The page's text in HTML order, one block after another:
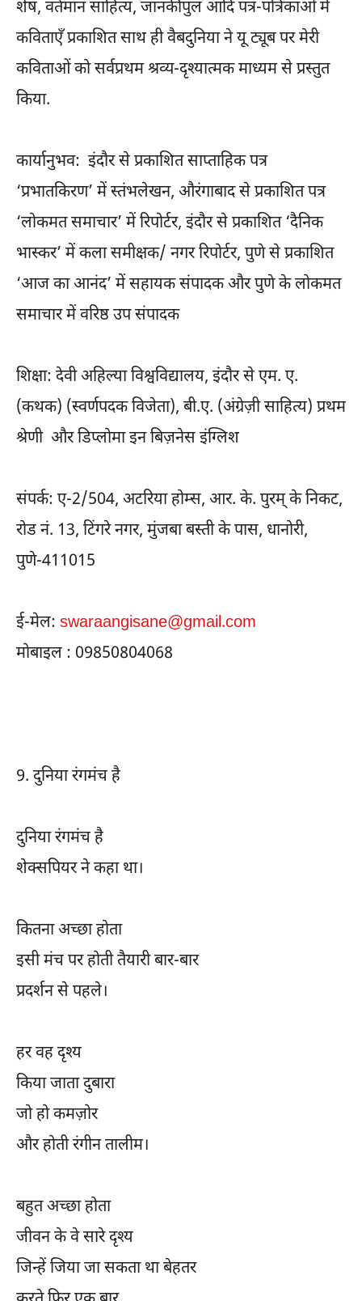
शेष, वर्तमान साहित्य, जानकीपुल आदि पत्र-पत्रिकाओं में
कविताएँ प्रकाशित साथ ही वैबदुनिया ने यू ट्यूब पर मेरी
कविताओं को सर्वप्रथम श्रव्य-दृश्यात्मक माध्यम से प्रस्तुत
किया.
कार्यानुभव: इंदौर से प्रकाशित साप्ताहिक पत्र
‘प्रभातकिरण’ में स्तंभलेखन, औरंगाबाद से प्रकाशित पत्र
‘लोकमत समाचार’ में रिपोर्टर, इंदौर से प्रकाशित ‘दैनिक
भास्कर’ में कला समीक्षक/ नगर रिपोर्टर, पुणे से प्रकाशित
‘आज का आनंद’ में सहायक संपादक और पुणे के लोकमत
समाचार में वरिष्ठ उप संपादक
शिक्षा: देवी अहिल्या विश्वविद्यालय, इंदौर से एम. ए.
(कथक) (स्वर्णपदक विजेता), बी.ए. (अंग्रेज़ी साहित्य) प्रथम
श्रेणी और डिप्लोमा इन बिज़नेस इंग्लिश
संपर्क: ए-2/504, अटरिया होम्स, आर. के. पुरम् के निकट,
रोड नं. 13, टिंगरे नगर, मुंजबा बस्ती के पास, धानोरी,
पुणे-411015
ई-मेल: swaraangisane@gmail.com
मोबाइल : 09850804068
9. दुनिया रंगमंच है
दुनिया रंगमंच है
शेक्सपियर ने कहा था।
कितना अच्छा होता
इसी मंच पर होती तैयारी बार-बार
प्रदर्शन से पहले।
हर वह दृश्य
किया जाता दुबारा
जो हो कमज़ोर
और होती रंगीन तालीम।
बहुत अच्छा होता
जीवन के वे सारे दृश्य
जिन्हें जिया जा सकता था बेहतर